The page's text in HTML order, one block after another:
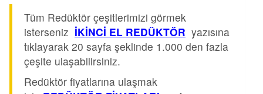
Tüm Redüktör çeşitlerimizi görmek
isterseniz İKİNCİ EL REDÜKTÖR yazısına
tıklayarak 20 sayfa şeklinde 1.000 den fazla
çeşite ulaşabilirsiniz.
Redüktör fiyatlarına ulaşmak